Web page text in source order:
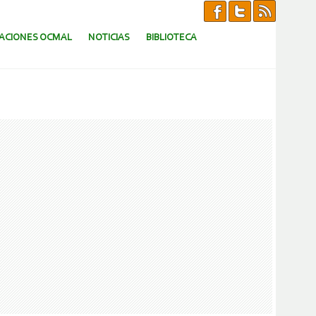
OCMAL NOTICIAS BIBLIOTECA